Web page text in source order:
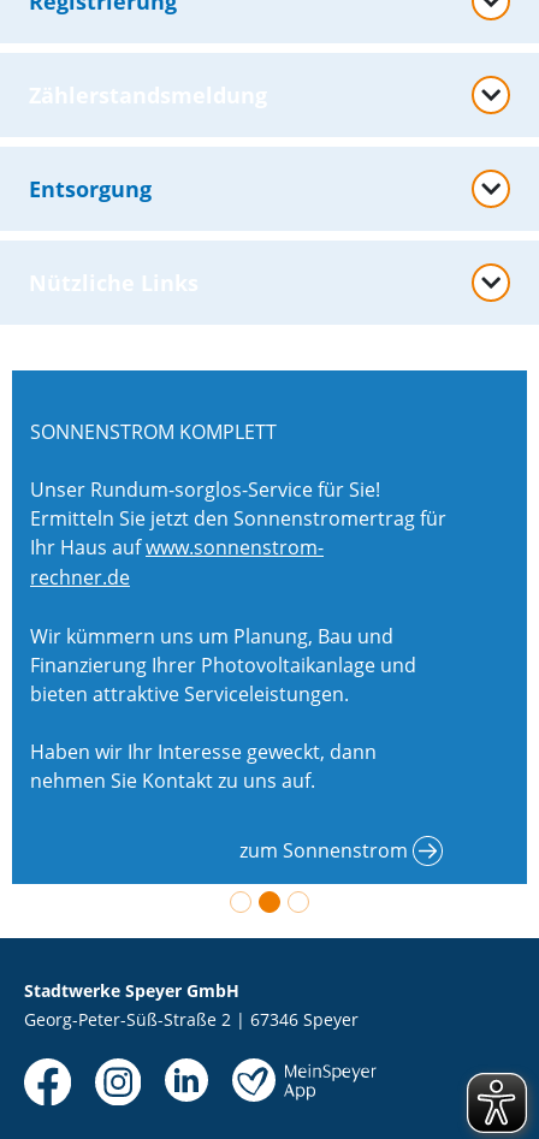
Zählerstandsmeldung
Entsorgung
Nützliche Links
SONNENSTROM KOMPLETT
Unser Rundum-sorglos-Service für Sie!
Ermitteln Sie jetzt den Sonnenstromertrag für
Ihr Haus aufwww.sonnenstrom-
rechner.de
Wir kümmern uns um Planung, Bau und
Finanzierung Ihrer Photovoltaikanlage und
bieten attraktive Serviceleistungen.
Haben wir Ihr Interesse geweckt, dann
nehmen Sie Kontakt zu uns auf.
zum Sonnenstrom
Stadtwerke Speyer GmbH
Georg-Peter-Süß-Straße 2 | 67346 Speyer